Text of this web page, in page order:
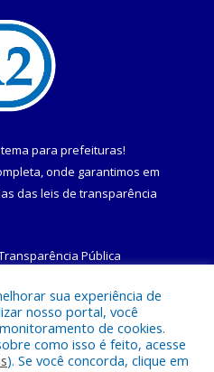
para prefeituras!
onde garantimos em
das leis de transparência
Pública
a Prefeitura Municipal de
sua experiência de
nosso portal, você
de cookies.
como isso é feito, acesse
). Se você concorda, clique em